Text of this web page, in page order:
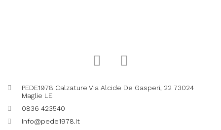
PEDE1978 Calzature Via Alcide De Gasperi, 22 73024
Maglie LE
0836 423540
info@pede1978.it